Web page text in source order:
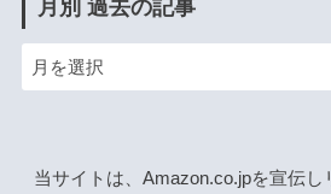
月別 過去の記事
当サイトは、Amazon.co.jpを宣伝し